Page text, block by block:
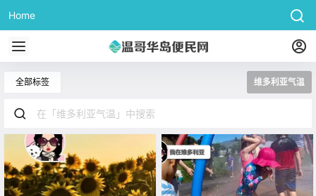
Home
全部标签 维多利亚气温